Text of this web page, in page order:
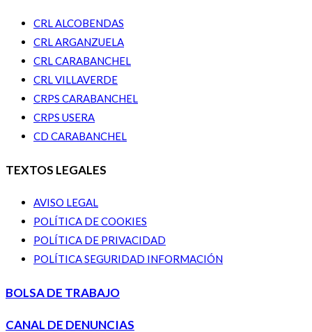
CRL ALCOBENDAS
CRL ARGANZUELA
CRL CARABANCHEL
CRL VILLAVERDE
CRPS CARABANCHEL
CRPS USERA
CD CARABANCHEL
TEXTOS LEGALES
AVISO LEGAL
POLÍTICA DE COOKIES
POLÍTICA DE PRIVACIDAD
POLÍTICA SEGURIDAD INFORMACIÓN
BOLSA DE TRABAJO
CANAL DE DENUNCIAS